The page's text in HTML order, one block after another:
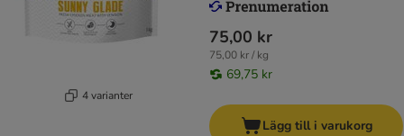
4 varianter
75,00 kr
75,00 kr / kg
69,75 kr
Lägg till i varukorg